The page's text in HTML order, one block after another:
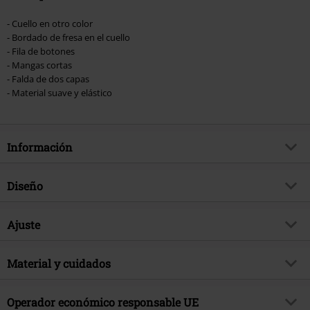
- Cuello en otro color
- Bordado de fresa en el cuello
- Fila de botones
- Mangas cortas
- Falda de dos capas
- Material suave y elástico
Información
Artículo no.
Brand
Sexo
Mujer
Diseño
Tipo de producto
Patrón
Tipo de Cierre
Cierre de botones
Ajuste
Largo (de la ropa)
Material y cuidados
Material Externo 95% viscosa, 5% elastán
Operador económico responsable UE